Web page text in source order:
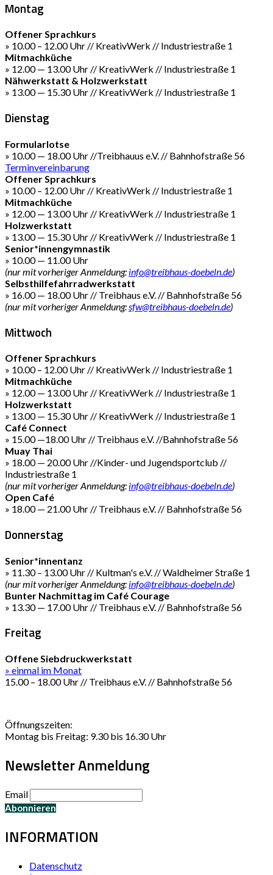
Montag
Offener Sprachkurs
» 10.00 – 12.00 Uhr // KreativWerk // Industriestraße 1
Mitmachküche
» 12.00 — 13.00 Uhr // KreativWerk // Industriestraße 1
Nähwerkstatt & Holzwerkstatt
» 13.00 — 15.30 Uhr // KreativWerk // Industriestraße 1
Dienstag
Formularlotse
» 10.00 — 18.00 Uhr //Treibhauus e.V. // Bahnhofstraße 56
Terminvereinbarung
Offener Sprachkurs
» 10.00 – 12.00 Uhr // KreativWerk // Industriestraße 1
Mitmachküche
» 12.00 — 13.00 Uhr // KreativWerk // Industriestraße 1
Holzwerkstatt
» 13.00 — 15.30 Uhr // KreativWerk // Industriestraße 1
Senior*innengymnastik
» 10.00 — 11.00 Uhr
(nur mit vorheriger Anmeldung: info@treibhaus-doebeln.de)
Selbsthilfefahrradwerkstatt
» 16.00 — 18.00 Uhr // Treibhaus e.V. // Bahnhofstraße 56
(nur mit vorheriger Anmeldung: sfw@treibhaus-doebeln.de)
Mittwoch
Offener Sprachkurs
» 10.00 – 12.00 Uhr // KreativWerk // Industriestraße 1
Mitmachküche
» 12.00 — 13.00 Uhr // KreativWerk // Industriestraße 1
Holzwerkstatt
» 13.00 — 15.30 Uhr // KreativWerk // Industriestraße 1
Café Connect
» 15.00 —18.00 Uhr // Treibhaus e.V. //Bahnhofstraße 56
Muay Thai
» 18.00 — 20.00 Uhr //Kinder- und Jugendsportclub //
Industriestraße 1
(nur mit vorheriger Anmeldung: info@treibhaus-doebeln.de)
Open Café
» 18.00 — 21.00 Uhr // Treibhaus e.V. // Bahnhofstraße 56
Donnerstag
Senior*innentanz
» 11.30 – 13.00 Uhr // Kultman's e.V. // Waldheimer Straße 1
(nur mit vorheriger Anmeldung: info@treibhaus-doebeln.de)
Bunter Nachmittag im Café Courage
» 13.30 — 17.00 Uhr // Treibhaus e.V. // Bahnhofstraße 56
Freitag
Offene Siebdruckwerkstatt
» einmal im Monat
15.00 – 18.00 Uhr // Treibhaus e.V. // Bahnhofstraße 56
Öffnungszeiten:
Montag bis Freitag: 9.30 bis 16.30 Uhr
Newsletter Anmeldung
Email
INFORMATION
Datenschutz